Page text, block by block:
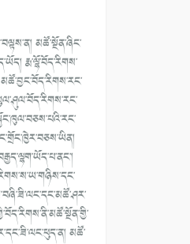
མཚོ་སྔོན་ཞིང་
རྨ་ལྷོ་བོད་རིགས་
མཚོ་